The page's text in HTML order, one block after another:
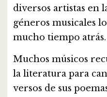
diversos artistas en
géneros musicales
mucho tiempo atrás.
Muchos músicos
la literatura para
versos de sus